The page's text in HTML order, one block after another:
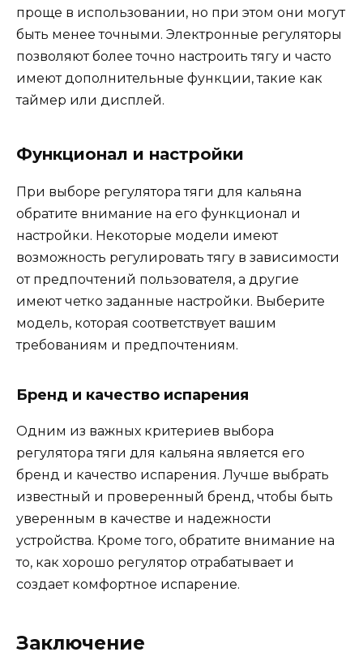
проще в использовании, но при этом они могут
быть менее точными. Электронные регуляторы
позволяют более точно настроить тягу и часто
имеют дополнительные функции, такие как
таймер или дисплей.
Функционал и настройки
При выборе регулятора тяги для кальяна
обратите внимание на его функционал и
настройки. Некоторые модели имеют
возможность регулировать тягу в зависимости
от предпочтений пользователя, а другие
имеют четко заданные настройки. Выберите
модель, которая соответствует вашим
требованиям и предпочтениям.
Бренд и качество испарения
Одним из важных критериев выбора
регулятора тяги для кальяна является его
бренд и качество испарения. Лучше выбрать
известный и проверенный бренд, чтобы быть
уверенным в качестве и надежности
устройства. Кроме того, обратите внимание на
то, как хорошо регулятор отрабатывает и
создает комфортное испарение.
Заключение